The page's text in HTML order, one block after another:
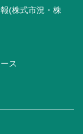
(株式市況・株
ス